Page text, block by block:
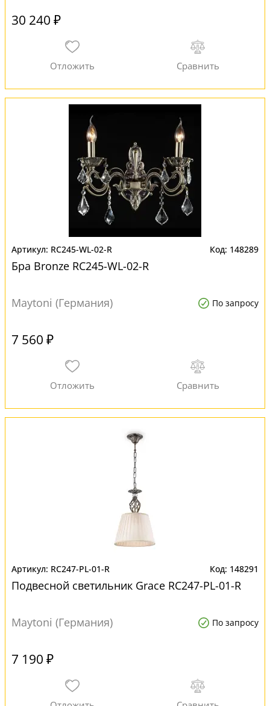
30 240 ₽
RC245-WL-02-R 148289
Бра Bronze RC245-WL-02-R
Maytoni (Германия) По запросу
7 560 ₽
RC247-PL-01-R 148291
Подвесной светильник Grace RC247-PL-01-R
Maytoni (Германия) По запросу
7 190 ₽